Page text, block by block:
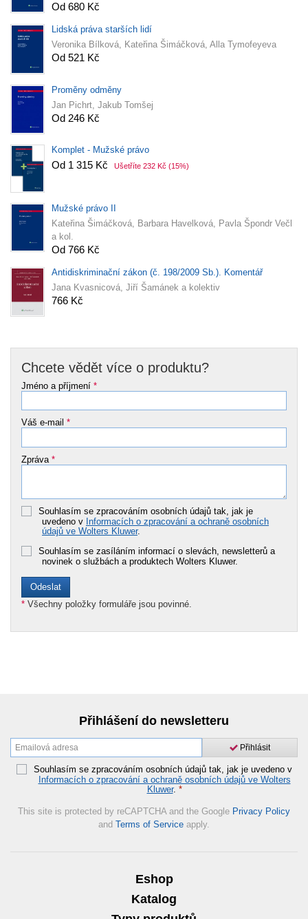
Od 680 Kč
Lidská práva starších lidí
Veronika Bílková, Kateřina Šimáčková, Alla Tymofeyeva
Od 521 Kč
Proměny odměny
Jan Pichrt, Jakub Tomšej
Od 246 Kč
Komplet - Mužské právo
Od 1 315 Kč Ušetříte 232 Kč (15%)
Mužské právo II
Kateřina Šimáčková, Barbara Havelková, Pavla Špondr Večl
a kol.
Od 766 Kč
Antidiskriminační zákon (č. 198/2009 Sb.). Komentář
Jana Kvasnicová, Jiří Šamánek a kolektiv
766 Kč
Chcete vědět více o produktu?
Jméno a příjmení *
Váš e-mail *
Zpráva *
Souhlasím se zpracováním osobních údajů tak, jak je
uvedeno v Informacích o zpracování a ochraně osobních
údajů ve Wolters Kluwer.
Souhlasím se zasíláním informací o slevách, newsletterů a
novinek o službách a produktech Wolters Kluwer.
* Všechny položky formuláře jsou povinné.
Přihlášení do newsletteru
Přihlásit
Souhlasím se zpracováním osobních údajů tak, jak je uvedeno v
Informacích o zpracování a ochraně osobních údajů ve Wolters
Kluwer. *
This site is protected by reCAPTCHA and the Google Privacy Policy
and Terms of Service apply.
Eshop
Katalog